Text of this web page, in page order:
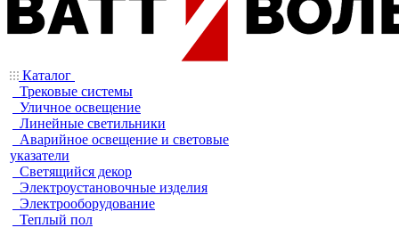
Каталог
Трековые системы
Уличное освещение
Линейные светильники
Аварийное освещение и световые
указатели
Светящийся декор
Электроустановочные изделия
Электрооборудование
Теплый пол